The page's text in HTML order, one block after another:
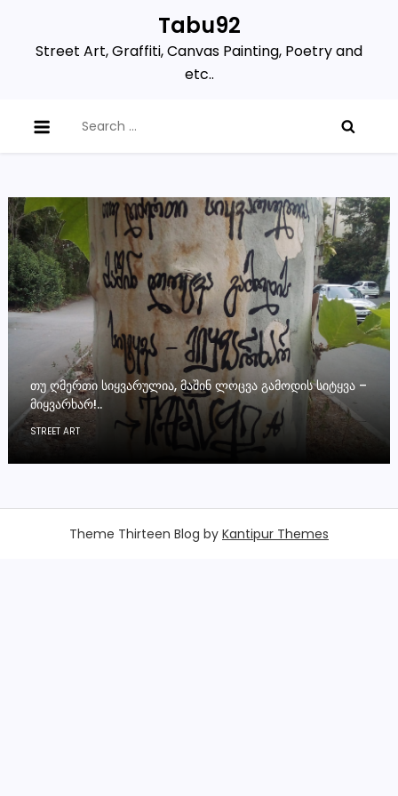
content
Tabu92
Street Art, Graffiti, Canvas Painting, Poetry and
etc..
for:
ᲗᲣ ᲦᲛᲔᲠᲗᲘ ᲡᲘᲧᲕᲐᲠᲣᲚᲘᲐ, ᲛᲐᲨᲘᲜ ᲚᲝᲪᲕᲐ ᲒᲐᲛᲝᲓᲘᲡ ᲡᲘᲢᲧᲕᲐ –
ᲛᲘᲧᲕᲐᲠᲮᲐᲠ!..
STREET ART
Theme Thirteen Blog by Kantipur Themes